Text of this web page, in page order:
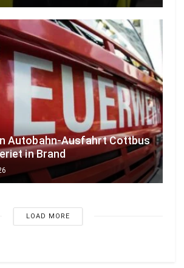
Autobahn-Ausfahrt Cottbus
in Brand
LOAD MORE